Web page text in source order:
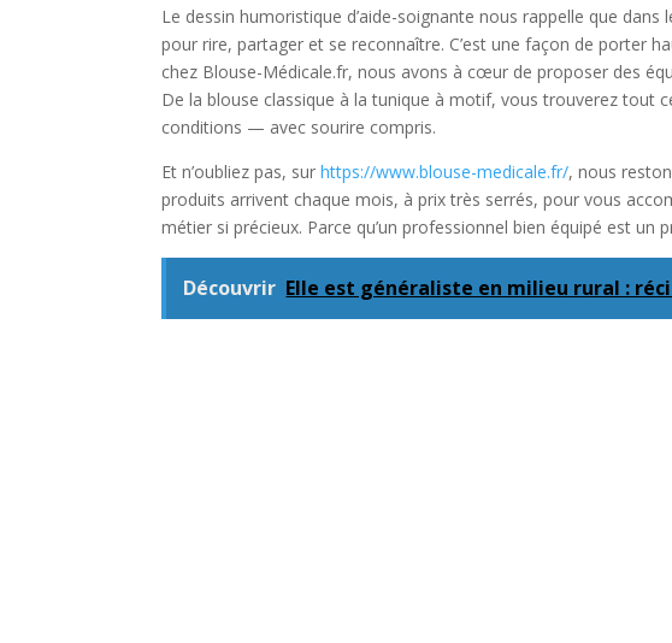
Le dessin humoristique d’aide-soignante nous rappelle que
pour rire, partager et se reconnaître. C’est une façon de porter
chez Blouse-Médicale.fr, nous avons à cœur de proposer des
De la blouse classique à la tunique à motif, vous trouverez tout
conditions — avec sourire compris.
Et n’oubliez pas, surhttps://www.blouse-medicale.fr/, nous
produits arrivent chaque mois, à prix très serrés, pour vous
métier si précieux. Parce qu’un professionnel bien équipé est un
Découvrir Elle est généraliste en milieu rural :